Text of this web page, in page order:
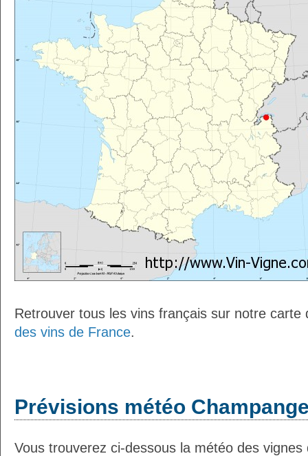
Retrouver tous les vins français sur notre
des vins de France.
Prévisions météo
Vous trouverez ci-dessous la météo des